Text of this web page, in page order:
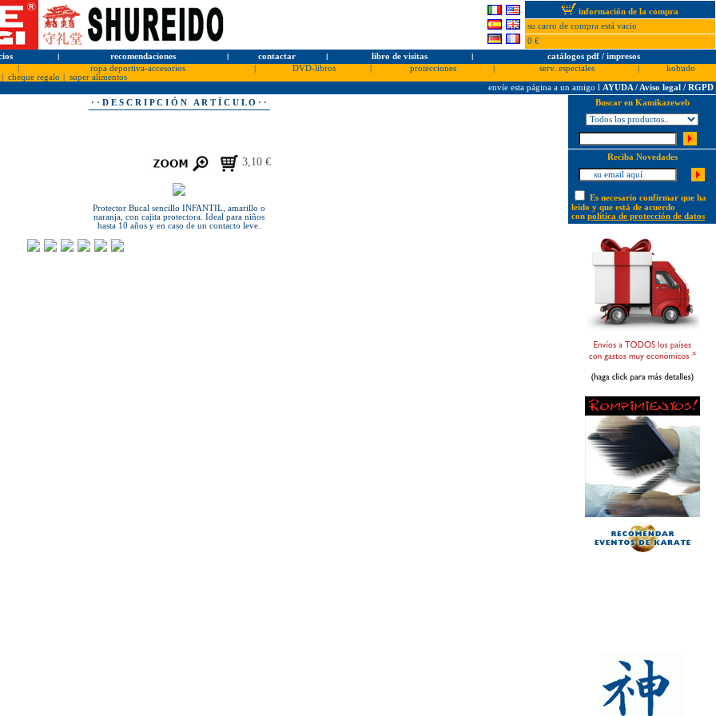
información de la compra
su carro de compra está vacio
0 €
l recomendaciones l contactar l libro de visitas l
catálogos pdf / impresos
ropa deportiva-accesorios DVD-libros protecciones serv. especiales
kobudo
cheque regalo
super alimentos
envíe esta página a un amigo l AYUDA / Aviso legal / RGPD
· · D E S C R I P C I Ó N A R T Í C U L O · ·
3,10 €
Protector Bucal sencillo INFANTIL, amarillo o
naranja, con cajita protectora. Ideal para niños
hasta 10 años y en caso de un contacto leve.
Buscar en Kamikazeweb
Reciba Novedades
Es necesario confirmar que ha
leído y que está de acuerdo
con política de protección de datos